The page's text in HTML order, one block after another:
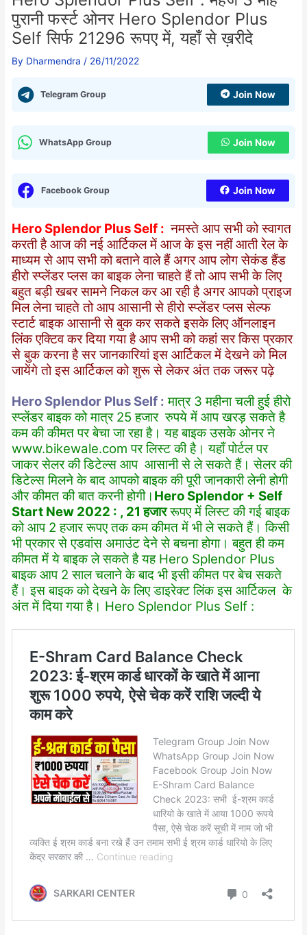
पुरानी फर्स्ट ओनर Hero Splendor Plus
Self सिर्फ 21296 रूपए में, यहाँ से ख़रीदे
By Dharmendra / 26/11/2022
Telegram Group Join Now
WhatsApp Group Join Now
Facebook Group Join Now
Hero Splendor Plus Self : नमस्ते आप सभी को स्वागत
करती है आज की नई आर्टिकल में आज के इस नहीं आती रेल के
माध्यम से आप सभी को बताने वाले हैं अगर आप लोग सेकंड हैंड
हीरो स्प्लेंडर प्लस का बाइक लेना चाहते हैं तो आप सभी के लिए
बहुत बड़ी खबर सामने निकल कर आ रही है अगर आपको प्राइज
मिल लेना चाहते तो आप आसानी से हीरो स्प्लेंडर प्लस सेल्फ
स्टार्ट बाइक आसानी से बुक कर सकते इसके लिए ऑनलाइन
लिंक एक्टिव कर दिया गया है आप सभी को कहां सर किस प्रकार
से बुक करना है सर जानकारियां इस आर्टिकल में देखने को मिल
जायेंगे तो इस आर्टिकल को शुरू से लेकर अंत तक जरूर पढ़े
Hero Splendor Plus Self : मात्र 3 महीना चली हुई हीरो
स्प्लेंडर बाइक को मात्र 25 हजार रुपये में आप खरड़ सकते है
कम की कीमत पर बेचा जा रहा है। यह बाइक उसके ओनर ने
www.bikewale.com पर लिस्ट की है। यहाँ पोर्टल पर
जाकर सेलर की डिटेल्स आप आसानी से ले सकते हैं। सेलर की
डिटेल्स मिलने के बाद आपको बाइक की पूरी जानकारी लेनी होगी
और कीमत की बात करनी होगी। Hero Splendor + Self
Start New 2022 : , 21 हजाररूपए में लिस्ट की गई बाइक
को आप 2 हजार रूपए तक कम कीमत में भी ले सकते हैं। किसी
भी प्रकार से एडवांस अमाउंट देने से बचना होगा। बहुत ही कम
कीमत में ये बाइक ले सकते है यह Hero Splendor Plus
बाइक आप 2 साल चलाने के बाद भी इसी कीमत पर बेच सकते
हैं। इस बाइक को देखने के लिए डाइरेक्ट लिंक इस आर्टिकल के
अंत में दिया गया है। Hero Splendor Plus Self :